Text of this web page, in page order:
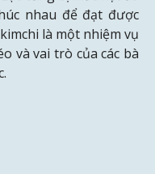
nhau để đạt được
là một nhiệm vụ
và vai trò của các bà